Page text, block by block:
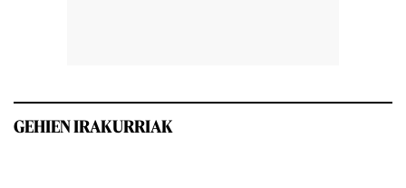
GEHIEN IRAKURRIAK